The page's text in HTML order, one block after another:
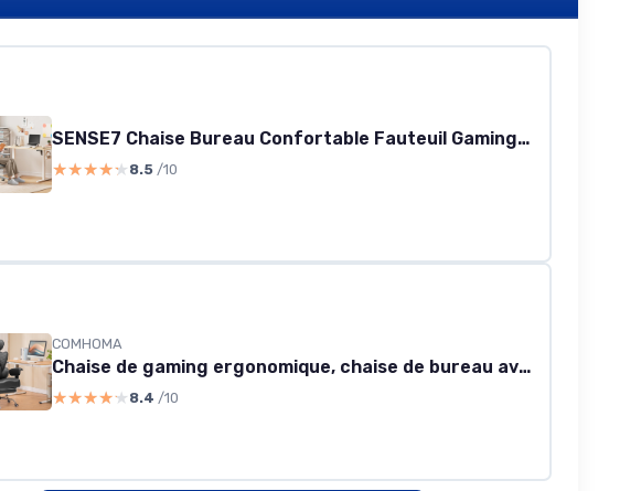
SENSE7 Chaise Bureau Confortable Fauteuil Gaming Ergonomique Office Chair Siege Gamer PC avec Support Lombaire Appuie-Tête Accoudoir Réglables Max 150kg Maille Respirante Pivotante – MOYO Gris
★★★★★
★★★★★ 8.5 /10
COMHOMA
Chaise de gaming ergonomique, chaise de bureau avec accoudoirs réglables, soutien lombaire à ressorts pour grandes et hautes personnes, 150 kg, large assise, noir Large Noir
★★★★★
★★★★★ 8.4 /10